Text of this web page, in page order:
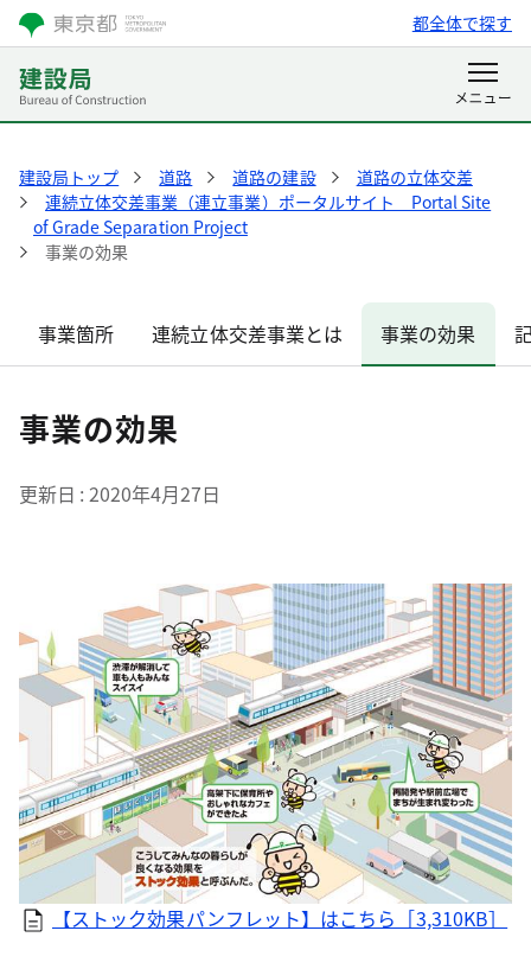
都全体で探す
建設局トップ 道路 道路の建設
道路の立体交差
連続立体交差事業（連立事業）ポータルサイト Portal Site
of Grade Separation Project
事業の効果
事業箇所 連続立体交差事業とは 事業の効果
事業の効果
更新日 2020年4月27日
【ストック効果パンフレット】はこちら［3,310KB］